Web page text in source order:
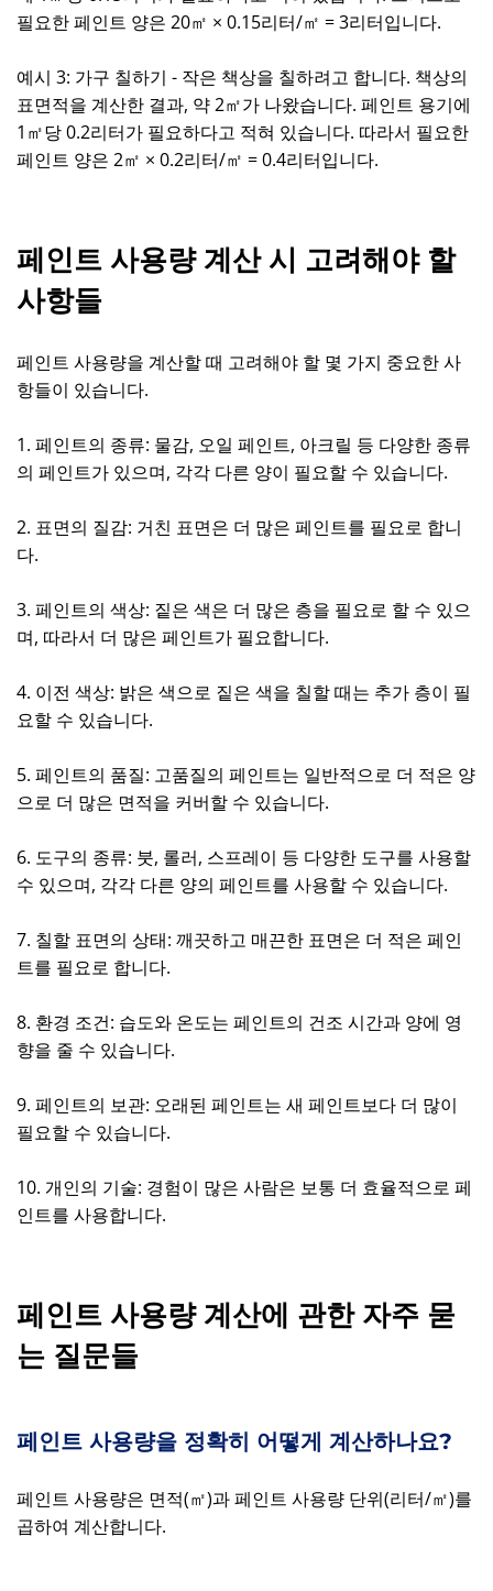
필요한 페인트 양은 20㎡ × 0.15리터/㎡ = 3리터입니다.
예시 3: 가구 칠하기 - 작은 책상을 칠하려고 합니다. 책상의
표면적을 계산한 결과, 약 2㎡가 나왔습니다. 페인트 용기에
1㎡당 0.2리터가 필요하다고 적혀 있습니다. 따라서 필요한
페인트 양은 2㎡ × 0.2리터/㎡ = 0.4리터입니다.
페인트 사용량 계산 시 고려해야 할
사항들
페인트 사용량을 계산할 때 고려해야 할 몇 가지 중요한 사
항들이 있습니다.
1. 페인트의 종류: 물감, 오일 페인트, 아크릴 등 다양한 종류
의 페인트가 있으며, 각각 다른 양이 필요할 수 있습니다.
2. 표면의 질감: 거친 표면은 더 많은 페인트를 필요로 합니
다.
3. 페인트의 색상: 짙은 색은 더 많은 층을 필요로 할 수 있으
며, 따라서 더 많은 페인트가 필요합니다.
4. 이전 색상: 밝은 색으로 짙은 색을 칠할 때는 추가 층이 필
요할 수 있습니다.
5. 페인트의 품질: 고품질의 페인트는 일반적으로 더 적은 양
으로 더 많은 면적을 커버할 수 있습니다.
6. 도구의 종류: 붓, 롤러, 스프레이 등 다양한 도구를 사용할
수 있으며, 각각 다른 양의 페인트를 사용할 수 있습니다.
7. 칠할 표면의 상태: 깨끗하고 매끈한 표면은 더 적은 페인
트를 필요로 합니다.
8. 환경 조건: 습도와 온도는 페인트의 건조 시간과 양에 영
향을 줄 수 있습니다.
9. 페인트의 보관: 오래된 페인트는 새 페인트보다 더 많이
필요할 수 있습니다.
10. 개인의 기술: 경험이 많은 사람은 보통 더 효율적으로 페
인트를 사용합니다.
페인트 사용량 계산에 관한 자주 묻
는 질문들
페인트 사용량을 정확히 어떻게 계산하나요?
페인트 사용량은 면적(㎡)과 페인트 사용량 단위(리터/㎡)를
곱하여 계산합니다.